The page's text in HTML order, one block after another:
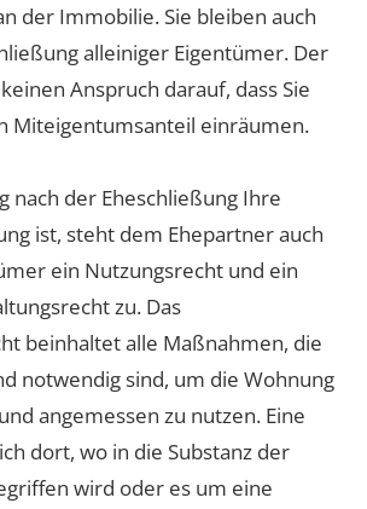
der Immobilie. Sie bleiben auch
alleiniger Eigentümer. Der
Anspruch darauf, dass Sie
Miteigentumsanteil einräumen.
nach der Eheschließung Ihre
ist, steht dem Ehepartner auch
ein Nutzungsrecht und ein
zu. Das
beinhaltet alle Maßnahmen, die
notwendig sind, um die Wohnung
angemessen zu nutzen. Eine
dort, wo in die Substanz der
wird oder es um eine